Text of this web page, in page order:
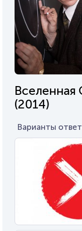
Вселенная
(2014)
Варианты